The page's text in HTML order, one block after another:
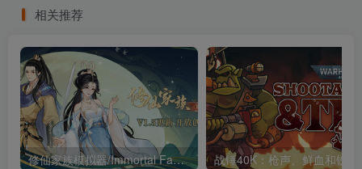
相关推荐
修仙家族模拟器/Immortal Family v1.5 “V1.5大版本更新 新增大量内容”（官中）